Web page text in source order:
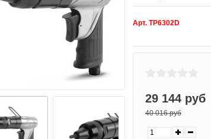
Арт. ТР6302D
29 144 руб
40 016 руб